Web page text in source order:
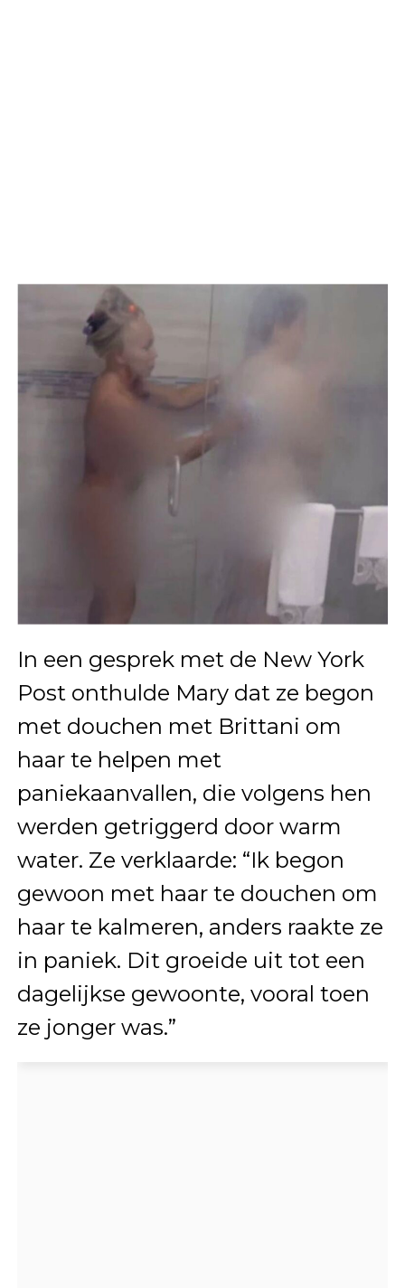
In een gesprek met de New York
Post onthulde Mary dat ze begon
met douchen met Brittani om
haar te helpen met
paniekaanvallen, die volgens hen
werden getriggerd door warm
water. Ze verklaarde: “Ik begon
gewoon met haar te douchen om
haar te kalmeren, anders raakte ze
in paniek. Dit groeide uit tot een
dagelijkse gewoonte, vooral toen
ze jonger was.”